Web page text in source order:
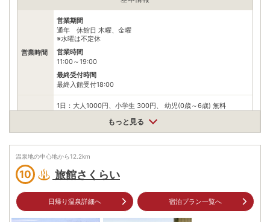
※ 料金情報は税込・税抜表記が混ざっております。正しい金額はご利用前にご
自身でお問合せください。
営業時間
営業期間
通年 休館日 木曜、金曜
※水曜は不定休
営業時間
11:00～19:00
最終受付時間
最終入館受付18:00
1日：大人1000円、小学生 300円、 幼児(0歳～6歳) 無料
※販売：フェイスタオル300円
泉質 単純温泉
群馬県沼田市利根町大楊1519-4
関越自動車道沼田ICから車で約25分
もっと見る
温泉地の中心地から12.2km
10 旅館さくらい
日帰り温泉詳細へ 宿泊プラン一覧へ